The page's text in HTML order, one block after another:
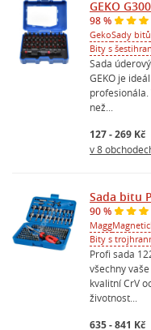
GEKO
98 %
GekoSady bitů
Bity s
Sada
GEKO je
profesionála.
než...
127 - 269 Kč
v 8
Sada bitu
90 %
Magg
Bity s
Profi sada
všechny
kvalitní CrV
životnost...
635 - 841 Kč